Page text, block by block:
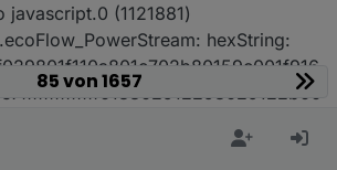
(1121881)
hexString:
85 von 1657